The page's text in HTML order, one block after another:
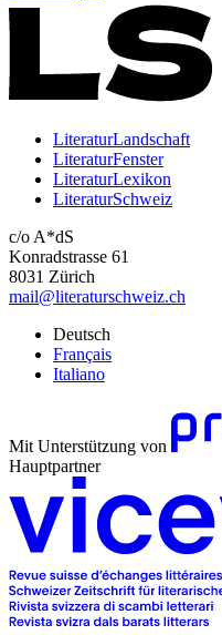
LiteraturLandschaft
LiteraturFenster
LiteraturLexikon
LiteraturSchweiz
c/o A*dS
Konradstrasse 61
8031 Zürich
mail@literaturschweiz.ch
Deutsch
Français
Italiano
Mit Unterstützung von
Hauptpartner